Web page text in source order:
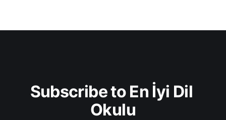
Subscribe to En İyi Dil
Okulu